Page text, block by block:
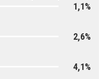
1,1%
2,6%
4,1%